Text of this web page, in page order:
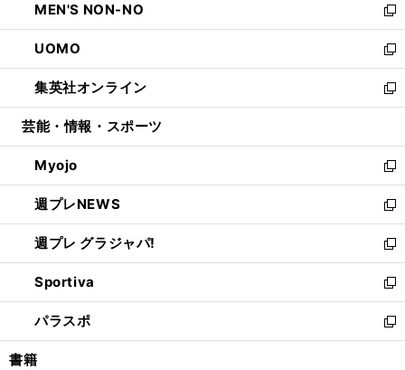
く
で
開
く
ド
ウ
で
開
く
ィ
ン
ド
ウ
で
開
い
ウ
ィ
ン
ド
ウ
開
く
MEN'S NON-NO
新
し
い
ウ
ィ
ン
ウ
で
開
く
UOMO
新
し
い
ウ
ン
ド
ウ
で
開
く
集英社オンライン
新
し
ウ
ィ
ン
ド
ウ
で
開
く
芸能・情報・スポーツ
Myojo
新
し
い
ウ
ィ
ン
ド
ウ
で
開
週プレNEWS
新
し
い
ウ
ィ
ン
ド
ウ
週プレ グラジャパ!
新
し
い
ウ
ィ
ン
Sportiva
新
し
い
ウ
パラスポ
新
し
書籍